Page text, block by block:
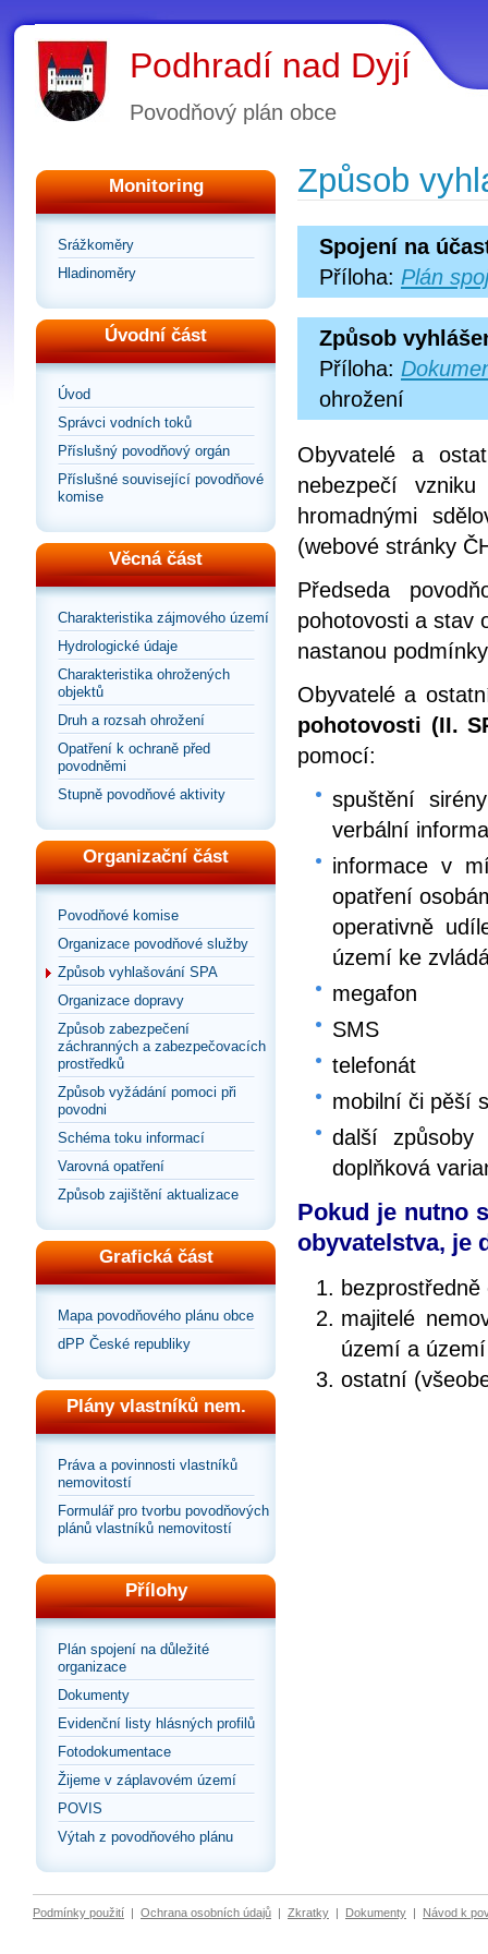
Podhradí nad Dyjí
Povodňový plán obce
Monitoring
Srážkoměry
Hladinoměry
Úvodní část
Úvod
Správci vodních toků
Příslušný povodňový orgán
Příslušné související povodňové
komise
Věcná část
Charakteristika zájmového území
Hydrologické údaje
Charakteristika ohrožených
objektů
Druh a rozsah ohrožení
Opatření k ochraně před
povodněmi
Stupně povodňové aktivity
Organizační část
Povodňové komise
Organizace povodňové služby
Způsob vyhlašování SPA
Organizace dopravy
Způsob zabezpečení
záchranných a zabezpečovacích
prostředků
Způsob vyžádání pomoci při
povodni
Schéma toku informací
Varovná opatření
Způsob zajištění aktualizace
Grafická část
Mapa povodňového plánu obce
dPP České republiky
Plány vlastníků nem.
Práva a povinnosti vlastníků
nemovitostí
Formulář pro tvorbu povodňových
plánů vlastníků nemovitostí
Přílohy
Plán spojení na důležité
organizace
Dokumenty
Evidenční listy hlásných profilů
Fotodokumentace
Žijeme v záplavovém území
POVIS
Výtah z povodňového plánu
Způsob
Spojení na
Příloha: Plán
Způsob
Příloha:
ohrožení
Obyvatelé a
nebezpečí
hromadnými
(webové stránky
Předseda
pohotovosti a stav
nastanou
Obyvatelé a
pohotovosti (II.
pomocí:
spuštění
verbální
informace v
opatření
operativně
území ke
megafon
SMS
telefonát
mobilní či pěší
další
doplňková
Pokud je nutno
obyvatelstva, je
majitelé
území a
ostatní
Podmínky použití | Ochrana osobních údajů | Zkratky | Dokumenty | Návod k